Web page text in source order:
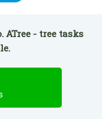
ATree - tree tasks